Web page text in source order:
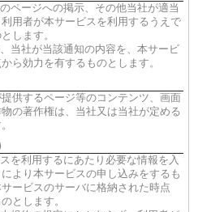
ページへの掲示、その他当社が適当
用者が本サービスを利用するうえで
します。
当社が当該通知の内容を、本サービ
ら効力を有するものとします。
供するページ等のコンテンツ、画面
の著作権は、当社又は当社が定める
を利用するにあたり必要な情報を入
より本サービスの申し込みをするも
ービスのサーバに格納された時点
とします。